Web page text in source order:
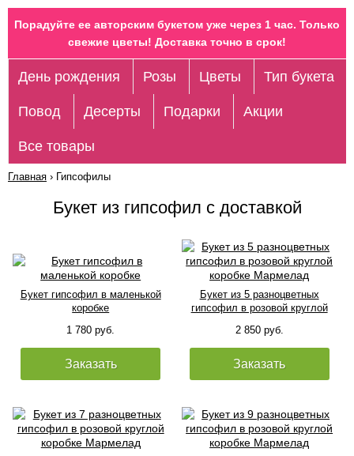
Порадуйте ее авторским букетом уже через 1 час. Только
свежие цветы! Доставка точно в срок!
День рождения Розы Цветы Тип букета
Повод Десерты Подарки Акции
Все товары
Главная › Гипсофилы
Букет из гипсофил с доставкой
Букет гипсофил в маленькой
коробке
1 780 руб.
Заказать
Букет из 5 разноцветных
гипсофил в розовой круглой
2 850 руб.
Заказать